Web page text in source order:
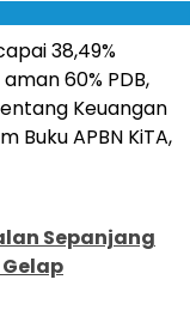
38,49%
60% PDB,
Keuangan
Buku APBN KiTA,
Sepanjang